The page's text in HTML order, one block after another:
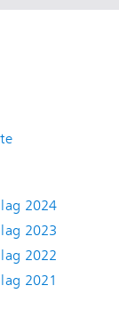
2024
2023
2022
2021